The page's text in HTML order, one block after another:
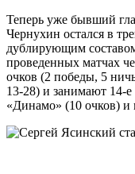
Теперь уже бывший
Чернухин остался в
дублирующим
проведенных матчах
очков (2 победы, 5
13-28) и занимают 14-е
«Динамо» (10 очков) и